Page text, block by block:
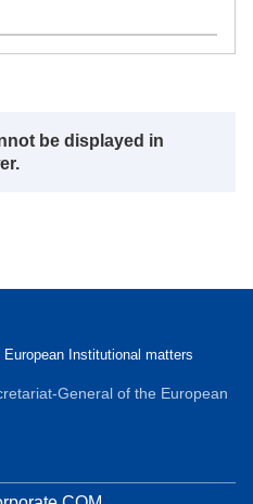
be displayed in
Institutional matters
General of the European